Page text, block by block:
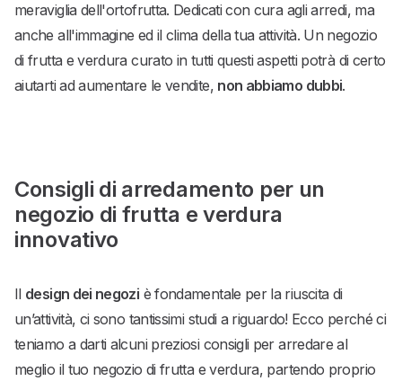
meraviglia dell'ortofrutta. Dedicati con cura agli arredi, ma
anche all'immagine ed il clima della tua attività. Un negozio
di frutta e verdura curato in tutti questi aspetti potrà di certo
aiutarti ad aumentare le vendite, non abbiamo dubbi.
Consigli di arredamento per un
negozio di frutta e verdura
innovativo
Il design dei negozi è fondamentale per la riuscita di
un’attività, ci sono tantissimi studi a riguardo! Ecco perché ci
teniamo a darti alcuni preziosi consigli per arredare al
meglio il tuo negozio di frutta e verdura, partendo proprio